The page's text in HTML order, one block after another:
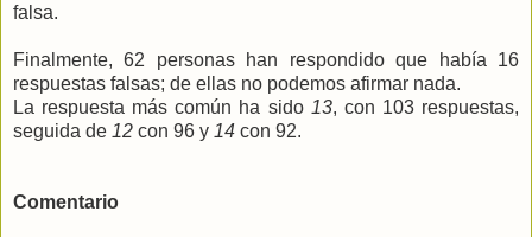
falsa.
Finalmente, 62 personas han respondido que había 16
respuestas falsas; de ellas no podemos afirmar nada.
La respuesta más común ha sido 13, con 103 respuestas,
seguida de 12 con 96 y 14 con 92.
Comentario